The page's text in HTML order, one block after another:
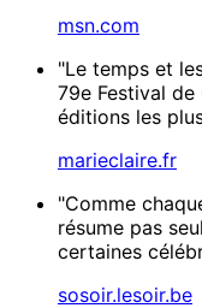
msn.com
"Le temps et
79e Festival
éditions les
marieclaire.fr
"Comme
résume pas
certaines
sosoir.lesoir.be